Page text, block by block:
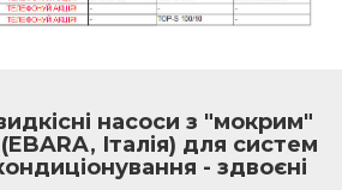
насоси з "мокрим"
Італія) для систем
- здвоєні